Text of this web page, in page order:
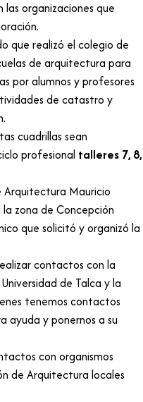
organizaciones que
que realizó el colegio de
de arquitectura para
por alumnos y profesores
de catastro y
cuadrillas sean
profesional talleres 7, 8,
Arquitectura Mauricio
zona de Concepción
que solicitó y organizó la
contactos con la
de Talca y la
tenemos contactos
ayuda y ponernos a su
con organismos
de Arquitectura locales